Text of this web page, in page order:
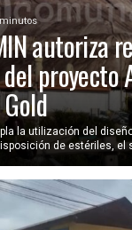
autoriza
proyecto
la utilización del
de estériles, el